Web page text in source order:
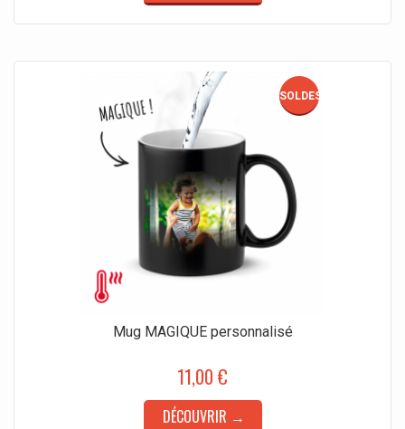
SOLDES
Mug MAGIQUE personnalisé
11,00 €
DÉCOUVRIR →